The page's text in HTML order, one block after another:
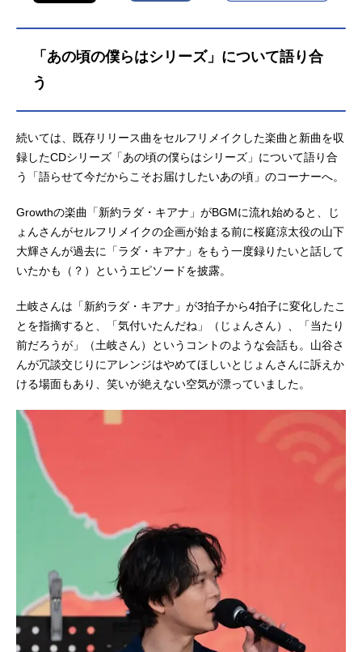
「あの頃の僕らはシリーズ」について語り合
う
続いては、既存リリース曲をセルフリメイクした楽曲と新曲を収
録したCDシリーズ「あの頃の僕らはシリーズ」について語り合
う「語らせて今だからこそお届けしたいあの頃」のコーナーへ。
Growthの楽曲「新約ラダ・キアナ」がBGMに流れ始めると、じ
ょんさんがセルフリメイクの企画が始まる前に桜庭涼太役の山下
大輝さんが過去に「ラダ・キアナ」をもう一度録りたいと話して
いたかも（？）というエピソードを披露。
土岐さんは「新約ラダ・キアナ」が3拍子から4拍子に変化したこ
とを指摘すると、「気付いたんだね」（じょんさん）、「当たり
前だろうが」（土岐さん）というコントのような会話も。山谷さ
んが冗談交じりにアレンジはやめてほしいとじょんさんに訴えか
ける場面もあり、笑いが絶えない空気が漂っていました。